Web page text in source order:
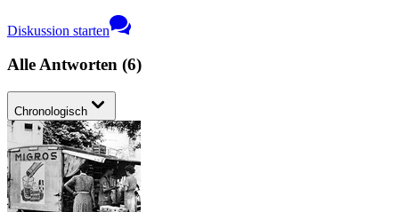
Diskussion starten
Alle Antworten (6)
Chronologisch